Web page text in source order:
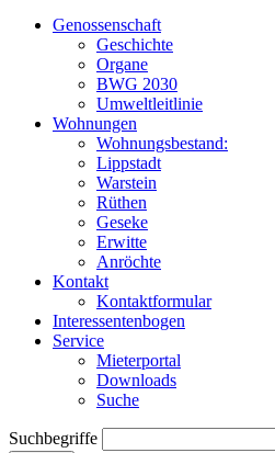
Genossenschaft
Geschichte
Organe
BWG 2030
Umweltleitlinie
Wohnungen
Wohnungsbestand:
Lippstadt
Warstein
Rüthen
Geseke
Erwitte
Anröchte
Kontakt
Kontaktformular
Interessentenbogen
Service
Mieterportal
Downloads
Suche
Suchbegriffe